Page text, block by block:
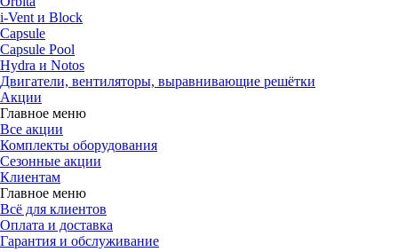
i-Vent и Block
Capsule
Capsule Pool
Hydra и Notos
Двигатели, вентиляторы, выравнивающие решётки
Акции
Главное меню
Все акции
Комплекты оборудования
Сезонные акции
Клиентам
Главное меню
Всё для клиентов
Оплата и доставка
Гарантия и обслуживание